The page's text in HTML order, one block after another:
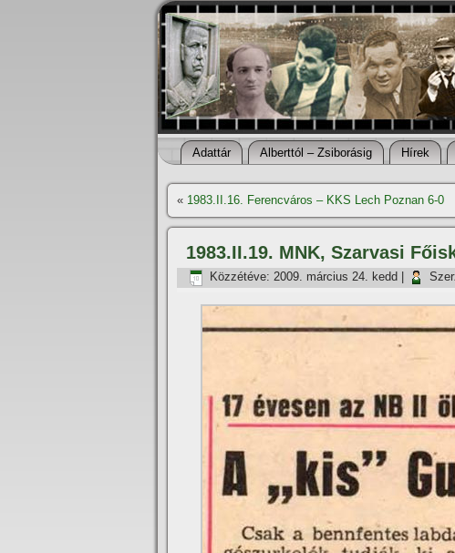
Adattár Alberttól – Zsiborásig Hí­rek
« 1983.II.16. Ferencváros – KKS Lech Poznan 6-0
1983.II.19. MNK, Szarvasi
Közzétéve: 2009. március 24. kedd